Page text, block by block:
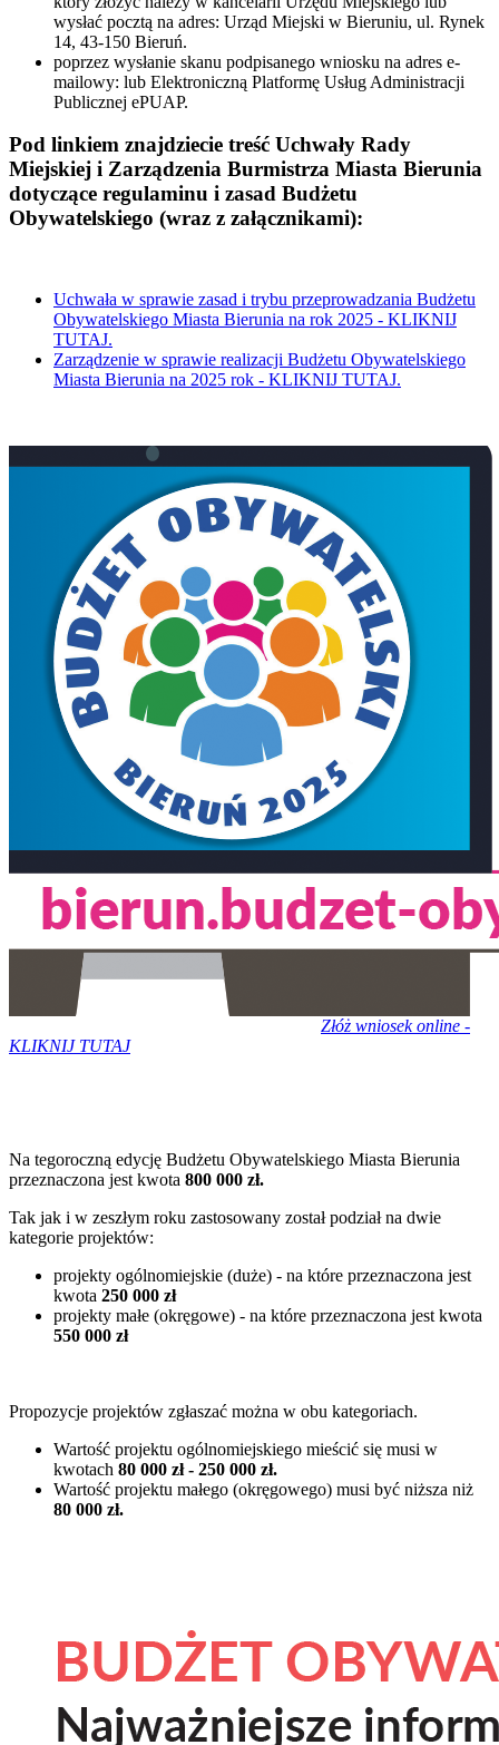
wysłać pocztą na adres: Urząd Miejski w Bieruniu, ul. Rynek
14, 43-150 Bieruń.
poprzez wysłanie skanu podpisanego wniosku na adres e-
mailowy: lub Elektroniczną Platformę Usług Administracji
Publicznej ePUAP.
Pod linkiem znajdziecie treść Uchwały Rady
Miejskiej i Zarządzenia Burmistrza Miasta Bierunia
dotyczące regulaminu i zasad Budżetu
Obywatelskiego (wraz z załącznikami):
Uchwała w sprawie zasad i trybu przeprowadzania Budżetu
Obywatelskiego Miasta Bierunia na rok 2025 - KLIKNIJ
TUTAJ.
Zarządzenie w sprawie realizacji Budżetu Obywatelskiego
Miasta Bierunia na 2025 rok - KLIKNIJ TUTAJ.
Złóż wniosek online -
KLIKNIJ TUTAJ
Na tegoroczną edycję Budżetu Obywatelskiego Miasta Bierunia
przeznaczona jest kwota 800 000 zł.
Tak jak i w zeszłym roku zastosowany został podział na dwie
kategorie projektów:
projekty ogólnomiejskie (duże) - na które przeznaczona jest
kwota 250 000 zł
projekty małe (okręgowe) - na które przeznaczona jest kwota
550 000 zł
Propozycje projektów zgłaszać można w obu kategoriach.
Wartość projektu ogólnomiejskiego mieścić się musi w
kwotach 80 000 zł - 250 000 zł.
Wartość projektu małego (okręgowego) musi być niższa niż
80 000 zł.